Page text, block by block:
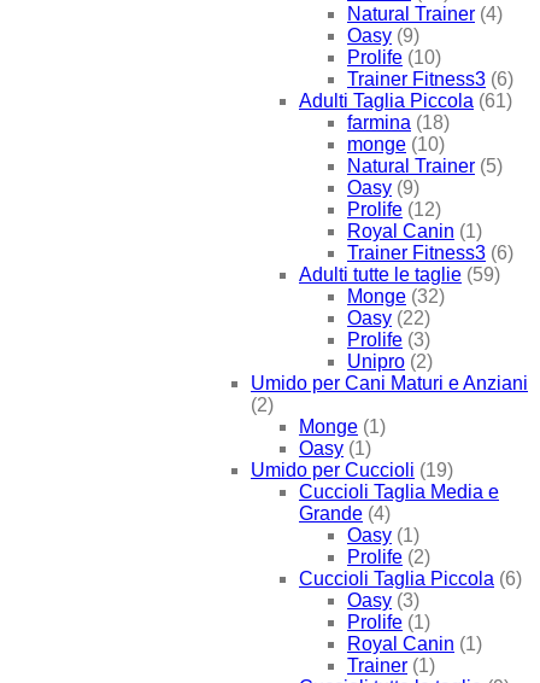
Natural Trainer (4)
Oasy (9)
Prolife (10)
Trainer Fitness3 (6)
Adulti Taglia Piccola (61)
farmina (18)
monge (10)
Natural Trainer (5)
Oasy (9)
Prolife (12)
Royal Canin (1)
Trainer Fitness3 (6)
Adulti tutte le taglie (59)
Monge (32)
Oasy (22)
Prolife (3)
Unipro (2)
Umido per Cani Maturi e Anziani
(2)
Monge (1)
Oasy (1)
Umido per Cuccioli (19)
Cuccioli Taglia Media e
Grande (4)
Oasy (1)
Prolife (2)
Cuccioli Taglia Piccola (6)
Oasy (3)
Prolife (1)
Royal Canin (1)
Trainer (1)